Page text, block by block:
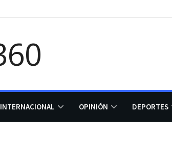
INTERNACIONAL OPINIÓN DEPORTES